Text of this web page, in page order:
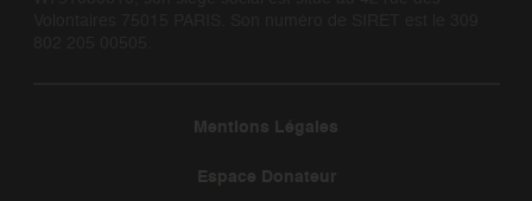
Mentions Légales
Espace Donateur